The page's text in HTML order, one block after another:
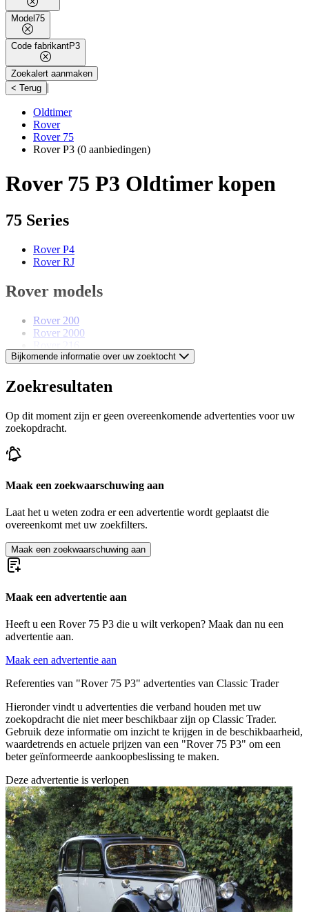
Model 75
Code fabrikantP3
Zoekalert aanmaken
< Terug |
Oldtimer
Rover
Rover 75
Rover P3 (0 aanbiedingen)
Rover 75 P3 Oldtimer kopen
75 Series
Rover P4
Rover RJ
Rover models
Rover 200
Rover 2000
Rover 3 Litre
Rover 3500
Rover 800
Rover Model 14
Rover Sports Tourer
Bijkomende informatie over uw zoektocht
Zoekresultaten
Op dit moment zijn er geen overeenkomende advertenties voor uw
zoekopdracht.
Maak een zoekwaarschuwing aan
Laat het u weten zodra er een advertentie wordt geplaatst die
overeenkomt met uw zoekfilters.
Maak een zoekwaarschuwing aan
Maak een advertentie aan
Heeft u een Rover 75 P3 die u wilt verkopen? Maak dan nu een
advertentie aan.
Maak een advertentie aan
Referenties van "Rover 75 P3" advertenties van Classic Trader
Hieronder vindt u advertenties die verband houden met uw
zoekopdracht die niet meer beschikbaar zijn op Classic Trader.
Gebruik deze informatie om inzicht te krijgen in de beschikbaarheid,
waardetrends en actuele prijzen van een "Rover 75 P3" om een
beter geïnformeerde aankoopbeslissing te maken.
Deze advertentie is verlopen